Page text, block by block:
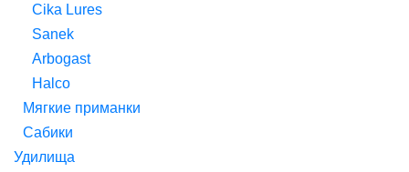
Cika Lures
Sanek
Arbogast
Halco
Мягкие приманки
Сабики
Удилища